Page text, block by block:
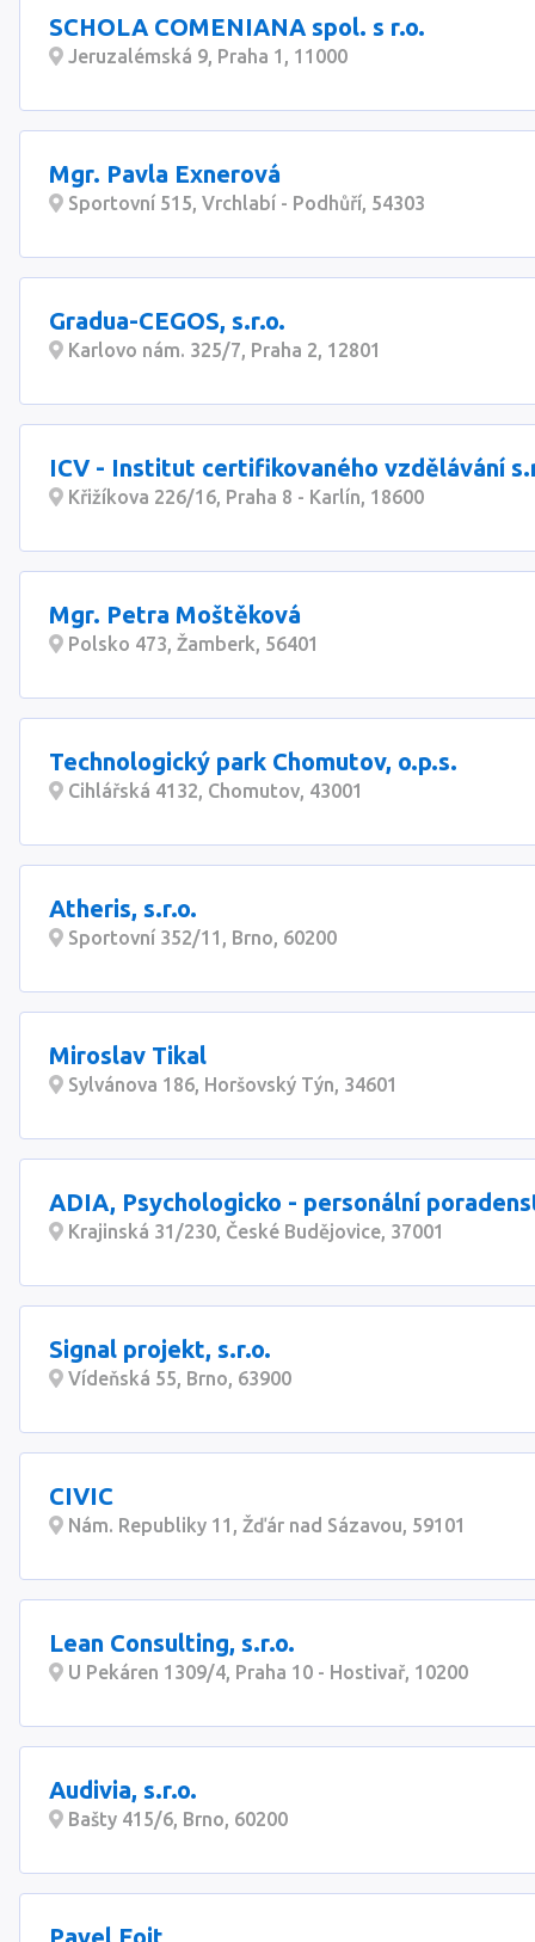
SCHOLA COMENIANA spol. s r.o.
Jeruzalémská 9, Praha 1, 11000
Mgr. Pavla Exnerová
Sportovní 515, Vrchlabí - Podhůří, 54303
Gradua-CEGOS, s.r.o.
Karlovo nám. 325/7, Praha 2, 12801
ICV - Institut certifikovaného vzdělávání
Křižíkova 226/16, Praha 8 - Karlín, 18600
Mgr. Petra Moštěková
Polsko 473, Žamberk, 56401
Technologický park Chomutov, o.p.s.
Cihlářská 4132, Chomutov, 43001
Atheris, s.r.o.
Sportovní 352/11, Brno, 60200
Miroslav Tikal
Sylvánova 186, Horšovský Týn, 34601
ADIA, Psychologicko - personální
Krajinská 31/230, České Budějovice, 37001
Signal projekt, s.r.o.
Vídeňská 55, Brno, 63900
CIVIC
Nám. Republiky 11, Žďár nad Sázavou, 59101
Lean Consulting, s.r.o.
U Pekáren 1309/4, Praha 10 - Hostivař, 10200
Audivia, s.r.o.
Bašty 415/6, Brno, 60200